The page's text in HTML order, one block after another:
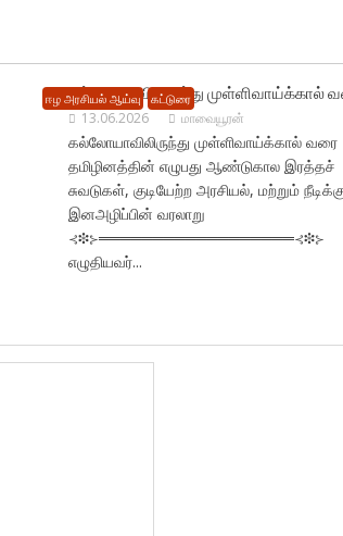
ஈழ அரசியல் ஆய்வு கட்டுரை
கல்லோயாவிலிருந்து முள்ளிவாய்க்கால்
13.06.2026 மாவையூரன்
கல்லோயாவிலிருந்து முள்ளிவாய்க்கால் வரை
தமிழினத்தின் எழுபது ஆண்டுகால இரத்தச்
சுவடுகள், குடியேற்ற அரசியல், மற்றும்
இனஅழிப்பின் வரலாறு
⊰❉⊱══════════════════⊰❉⊱
எழுதியவர்...